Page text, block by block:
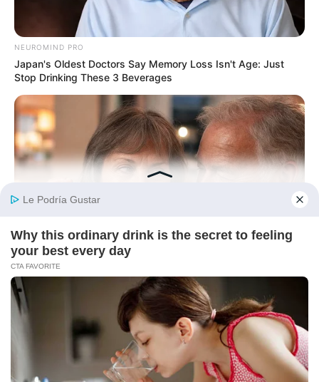
NEUROMIND PRO
Japan's Oldest Doctors Say Memory Loss Isn't Age: Just
Stop Drinking These 3 Beverages
DIRECTMAX
He Rewrote His Love Life In 15 Minutes—Wife's Shock Says
It All